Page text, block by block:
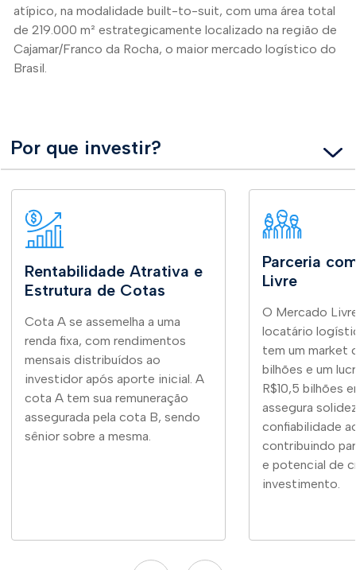
atípico, na modalidade built-to-suit, com uma área total
de 219.000 m² estrategicamente localizado na região de
Cajamar/Franco da Rocha, o maior mercado logístico do
Brasil.
Por que investir?
Rentabilidade Atrativa e
Estrutura de Cotas
Cota A se assemelha a uma
renda fixa, com rendimentos
mensais distribuídos ao
investidor após aporte inicial. A
cota A tem sua remuneração
assegurada pela cota B, sendo
sênior sobre a mesma.
Parceria
Livre
O Mercado
locatário
tem um market
bilhões e um
R$10,5 bilhões
assegura
confiabilidade
contribuindo
e potencial de
investimento.